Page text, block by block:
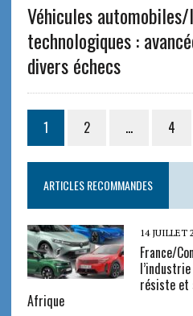
Véhicules
technologiques :
divers échecs
1 2 … 4
ARTICLES RECOMMANDES
14 JUILLET
France/
résiste et
Afrique